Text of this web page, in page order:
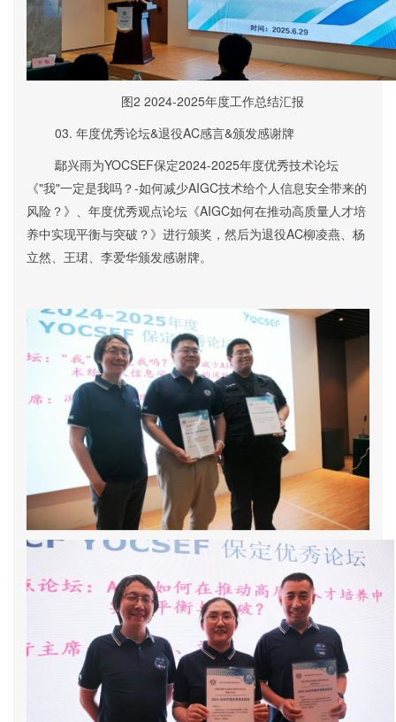
图2 2024-2025年度工作总结汇报
03. 年度优秀论坛&退役AC感言&颁发感谢牌
鄢兴雨为YOCSEF保定2024-2025年度优秀技术论坛
《"我"一定是我吗？-如何减少AIGC技术给个人信息安全带来的
风险？》、年度优秀观点论坛《AIGC如何在推动高质量人才培
养中实现平衡与突破？》进行颁奖 ，然后为退役AC柳凌燕、杨
立然、王珺、李爱华颁发感谢牌。